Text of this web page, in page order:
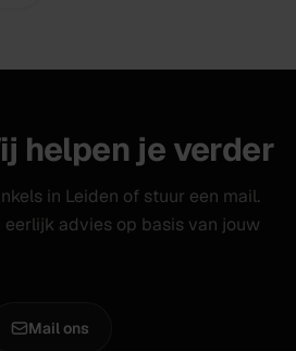
helpen je verder
in Leiden of stuur een mail.
eerlijk advies op basis van jouw
Mail ons